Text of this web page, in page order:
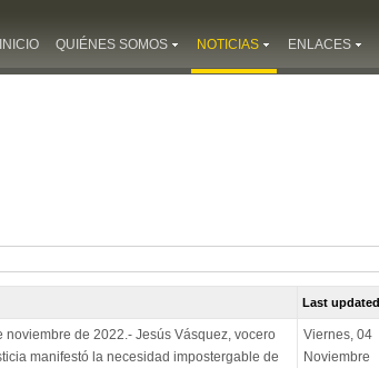
INICIO QUIÉNES SOMOS NOTICIAS ENLACES
Last updated
noviembre de 2022.- Jesús Vásquez, vocero
manifestó la necesidad impostergable de
Viernes, 04
Noviembre